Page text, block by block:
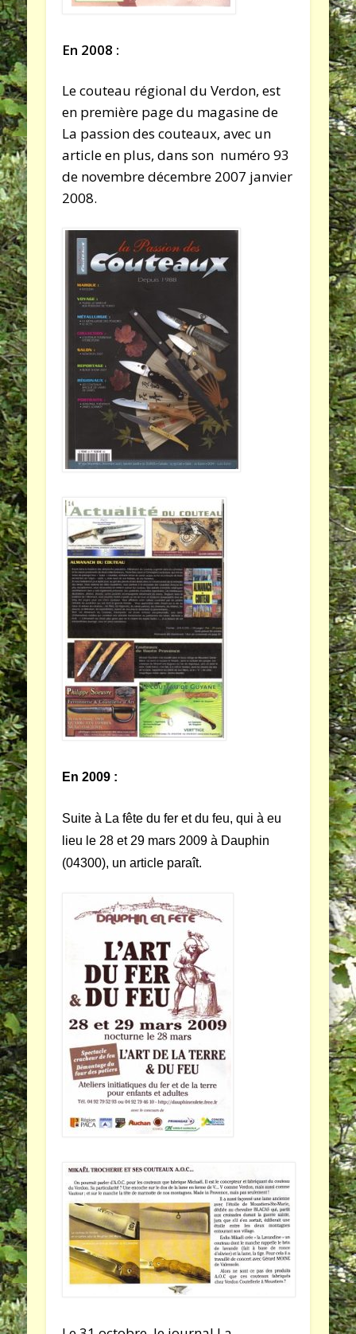
En 2008 :
Le couteau régional du Verdon, est
en première page du magasine de
La passion des couteaux, avec un
article en plus, dans son numéro 93
de novembre décembre 2007 janvier
2008.
En 2009 :
Suite à La fête du fer et du feu, qui à eu
lieu le 28 et 29 mars 2009 à Dauphin
(04300), un article paraît.